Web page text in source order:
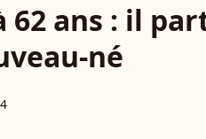
62 ans : il
né